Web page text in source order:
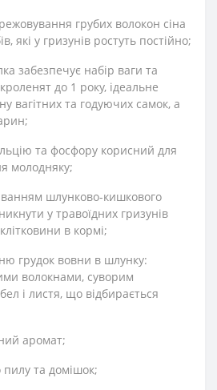
грубих волокон сіна
які у гризунів ростуть постійно;
забезпечує набір ваги та
до 1 року, ідеальне
вагітних та годуючих самок, а
та фосфору корисний для
молодняку;
шлунково-кишкового
у травоїдних гризунів
в кормі;
грудок вовни в шлунку:
волокнами, суворим
і листя, що відбирається
аромат;
пилу та домішок;